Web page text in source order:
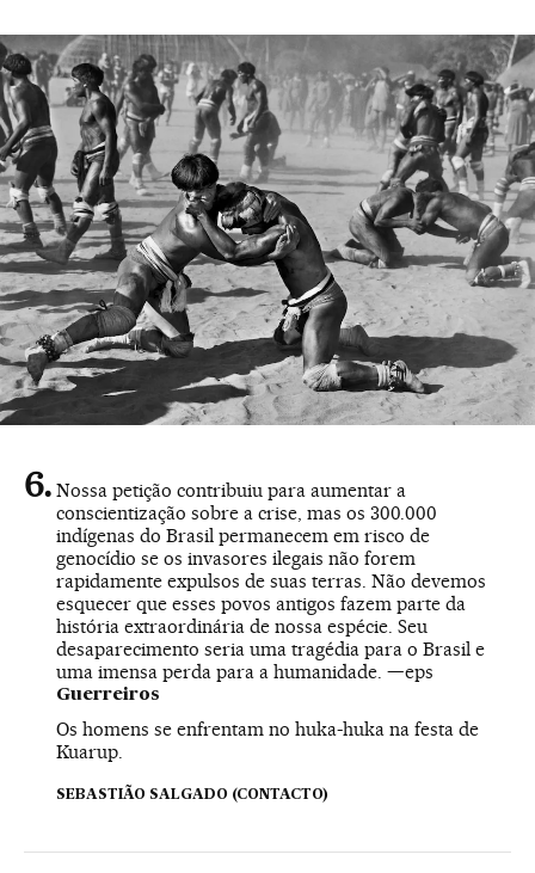
Nossa petição contribuiu para aumentar a
conscientização sobre a crise, mas os 300.000
indígenas do Brasil permanecem em risco de
genocídio se os invasores ilegais não forem
rapidamente expulsos de suas terras. Não devemos
esquecer que esses povos antigos fazem parte da
história extraordinária de nossa espécie. Seu
desaparecimento seria uma tragédia para o Brasil e
uma imensa perda para a humanidade. —eps
Guerreiros
Os homens se enfrentam no huka-huka na festa de
Kuarup.
SEBASTIÃO SALGADO (CONTACTO)